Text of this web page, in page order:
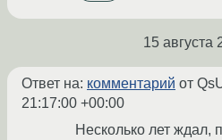
15 августа
Ответ на: комментарий от
21:17:00 +00:00
Несколько лет ждал,